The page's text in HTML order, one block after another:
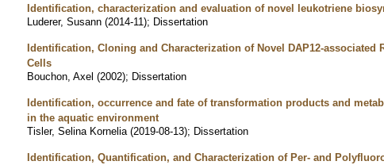
Identification, characterization and evaluation of novel leukotriene
Luderer, Susann (2014-11); Dissertation
Identification, Cloning and Characterization of Novel DAP12-associated
Cells
Bouchon, Axel (2002); Dissertation
Identification, occurrence and fate of transformation products and
in the aquatic environment
Tisler, Selina Kornelia (2019-08-13); Dissertation
Identification, Quantification, and Characterization of Per- and